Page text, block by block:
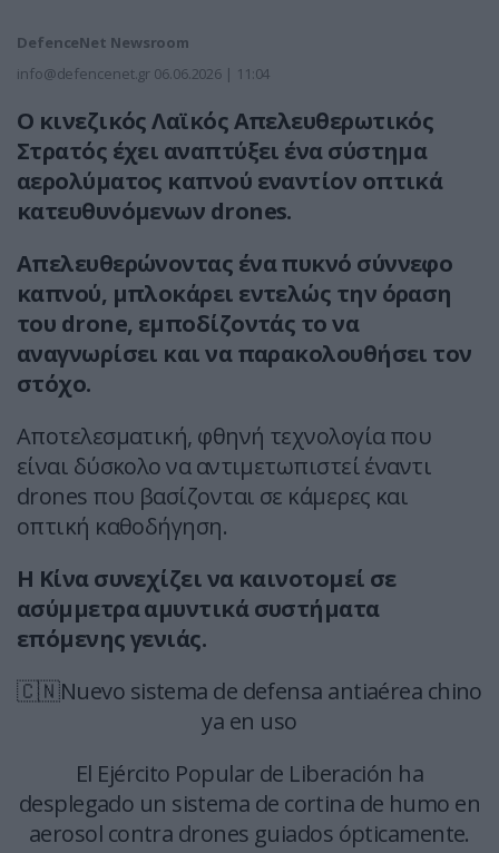
DefenceNet Newsroom
info@defencenet.gr 06.06.2026 | 11:04
Ο κινεζικός Λαϊκός Απελευθερωτικός
Στρατός έχει αναπτύξει ένα σύστημα
αερολύματος καπνού εναντίον οπτικά
κατευθυνόμενων drones.
Απελευθερώνοντας ένα πυκνό σύννεφο
καπνού, μπλοκάρει εντελώς την όραση
του drone, εμποδίζοντάς το να
αναγνωρίσει και να παρακολουθήσει τον
στόχο.
Αποτελεσματική, φθηνή τεχνολογία που
είναι δύσκολο να αντιμετωπιστεί έναντι
drones που βασίζονται σε κάμερες και
οπτική καθοδήγηση.
Η Κίνα συνεχίζει να καινοτομεί σε
ασύμμετρα αμυντικά συστήματα
επόμενης γενιάς.
🇨🇳Nuevo sistema de defensa antiaérea chino
ya en uso
El Ejército Popular de Liberación ha
desplegado un sistema de cortina de humo en
aerosol contra drones guiados ópticamente.